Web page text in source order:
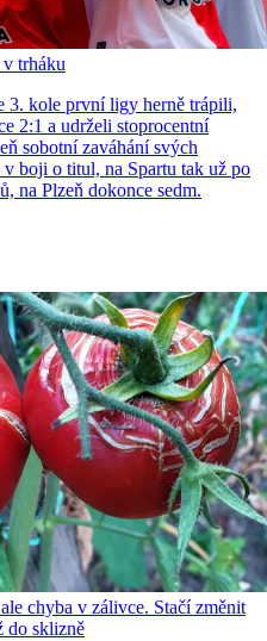
v trháku
3. kole první ligy herně trápili,
2:1 a udrželi stoprocentní
sobotní zaváhání svých
boji o titul, na Spartu tak už po
na Plzeň dokonce sedm.
chyba v zálivce. Stačí změnit
do sklizně